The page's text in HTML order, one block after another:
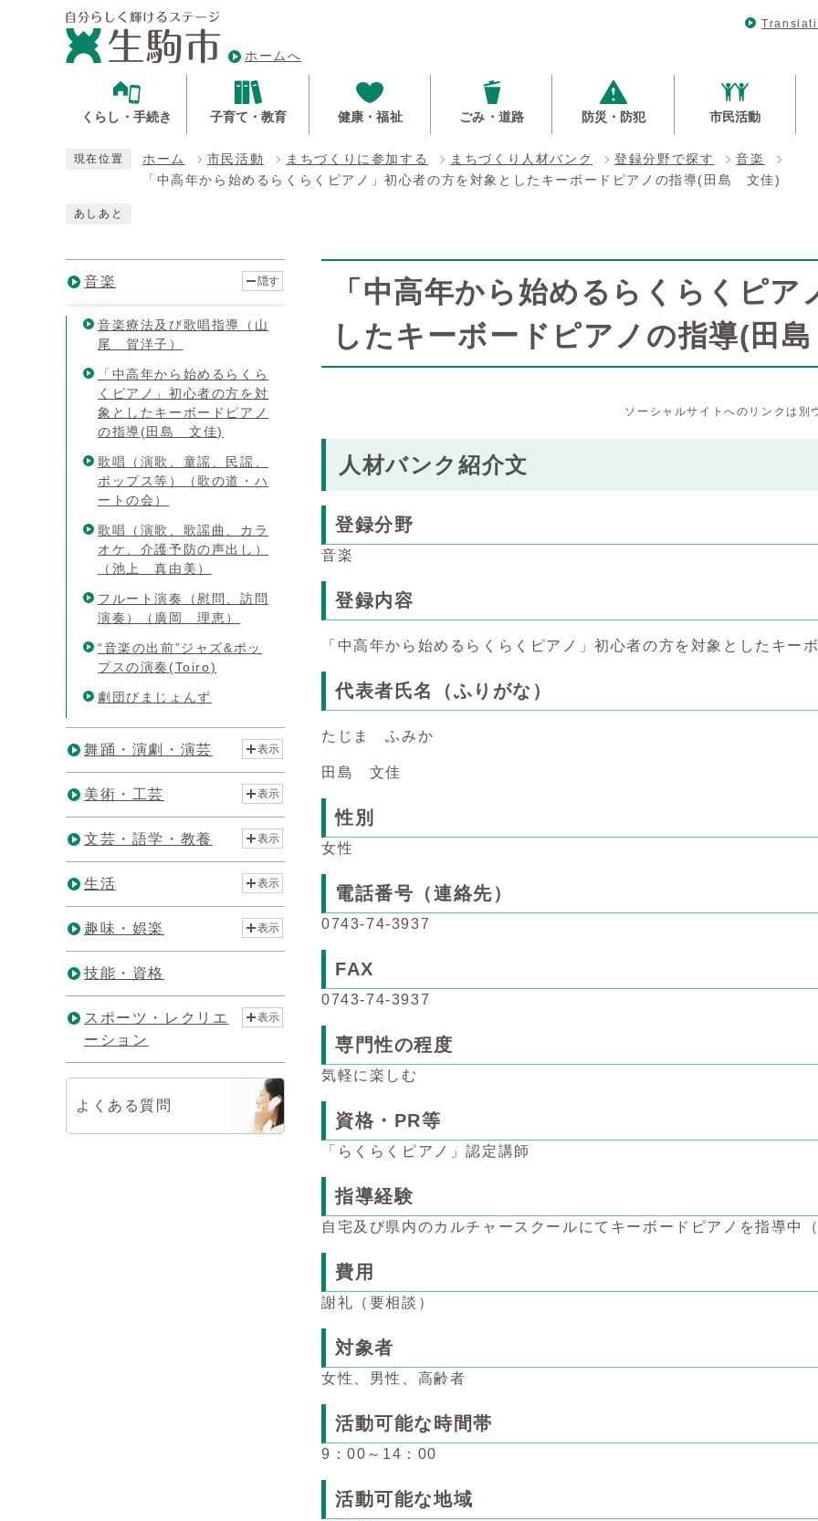
ホームへ
くらし・手続き 子育て・教育 健康・福祉 ごみ・道路 防災・防犯 市民活動
現在位置 ホーム 市民活動 まちづくりに参加する まちづくり人材バンク 登録分野で探す
音楽
「中高年から始めるらくらくピアノ」初心者の方を対象としたキーボードピアノの指導(田島 文佳)
あしあと
「中高年から始めるらくらくピ
したキーボードピアノの指導(田
ソーシャルサイトへのリンクは別
人材バンク紹介文
登録分野
音楽
登録内容
「中高年から始めるらくらくピアノ」初心者の方を対象としたキー
代表者氏名（ふりがな）
たじま ふみか
田島 文佳
性別
女性
電話番号（連絡先）
0743-74-3937
FAX
0743-74-3937
専門性の程度
気軽に楽しむ
資格・PR等
「らくらくピアノ」認定講師
指導経験
自宅及び県内のカルチャースクールにてキーボードピアノを指導中
費用
謝礼（要相談）
対象者
女性、男性、高齢者
活動可能な時間帯
9：00～14：00
活動可能な地域
音楽 隠す
音楽療法及び歌唱指導（山
尾 賀洋子）
「中高年から始めるらくら
くピアノ」初心者の方を対
象としたキーボードピアノ
の指導(田島 文佳)
歌唱（演歌、童謡、民謡、
ポップス等）（歌の道・ハ
ートの会）
歌唱（演歌、歌謡曲、カラ
オケ、介護予防の声出し）
（池上 真由美）
フルート演奏（慰問、訪問
演奏）（廣岡 理恵）
“音楽の出前”ジャズ&ポッ
プスの演奏(Toiro)
劇団びまじょんず
舞踊・演劇・演芸 表示
美術・工芸 表示
文芸・語学・教養 表示
生活 表示
趣味・娯楽 表示
技能・資格
スポーツ・レクリエ
ーション
表示
よくある質問